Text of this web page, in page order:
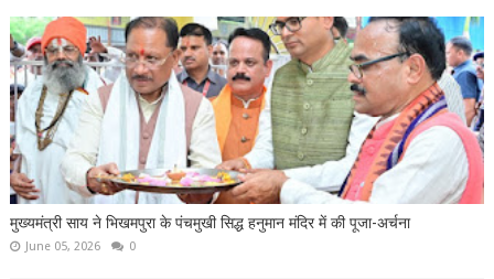
मुख्यमंत्री साय ने भिखमपुरा के पंचमुखी सिद्ध हनुमान मंदिर में की पूजा-अर्चना
June 05, 2026 0